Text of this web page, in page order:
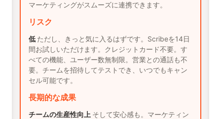
マーケティングがスムーズに連携できます。
リスク
低 ただし、きっと気に入るはずです。Scribeを14日
間お試しいただけます。クレジットカード不要。す
べての機能、ユーザー数無制限。営業との通話も不
要。チームを招待してテストでき、いつでもキャン
セル可能です。
長期的な成果
チームの生産性向上 そして安心感も。マーケティン